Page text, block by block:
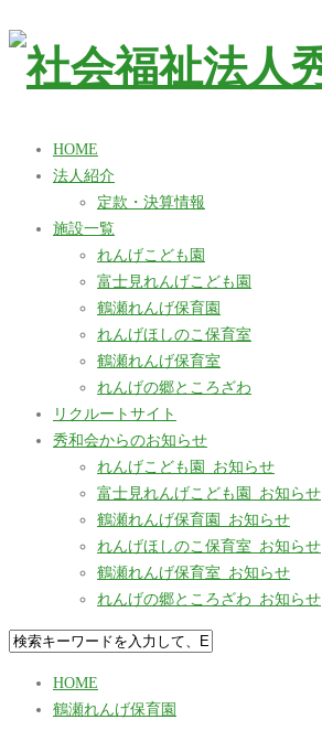
HOME
法人紹介
定款・決算情報
施設一覧
れんげこども園
富士見れんげこども園
鶴瀬れんげ保育園
れんげほしのこ保育室
鶴瀬れんげ保育室
れんげの郷ところざわ
リクルートサイト
秀和会からのお知らせ
れんげこども園_お知らせ
富士見れんげこども園_お知らせ
鶴瀬れんげ保育園_お知らせ
れんげほしのこ保育室_お知らせ
鶴瀬れんげ保育室_お知らせ
れんげの郷ところざわ_お知らせ
HOME
鶴瀬れんげ保育園